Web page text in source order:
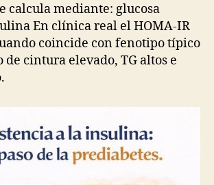
calcula mediante: glucosa
En clínica real el HOMA-IR
coincide con fenotipo típico
cintura elevado, TG altos e